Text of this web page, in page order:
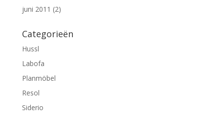
juni 2011 (2)
Categorieën
Hussl
Labofa
Planmöbel
Resol
Siderio